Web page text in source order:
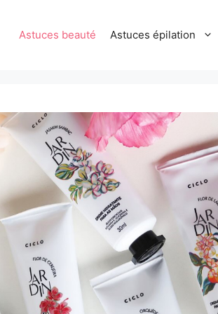
Astuces beauté Astuces épilation